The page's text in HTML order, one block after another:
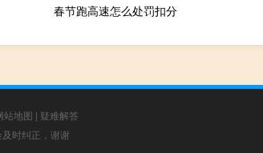
春节跑高速怎么处罚扣分
站地图 | 疑难解答
时纠正，谢谢